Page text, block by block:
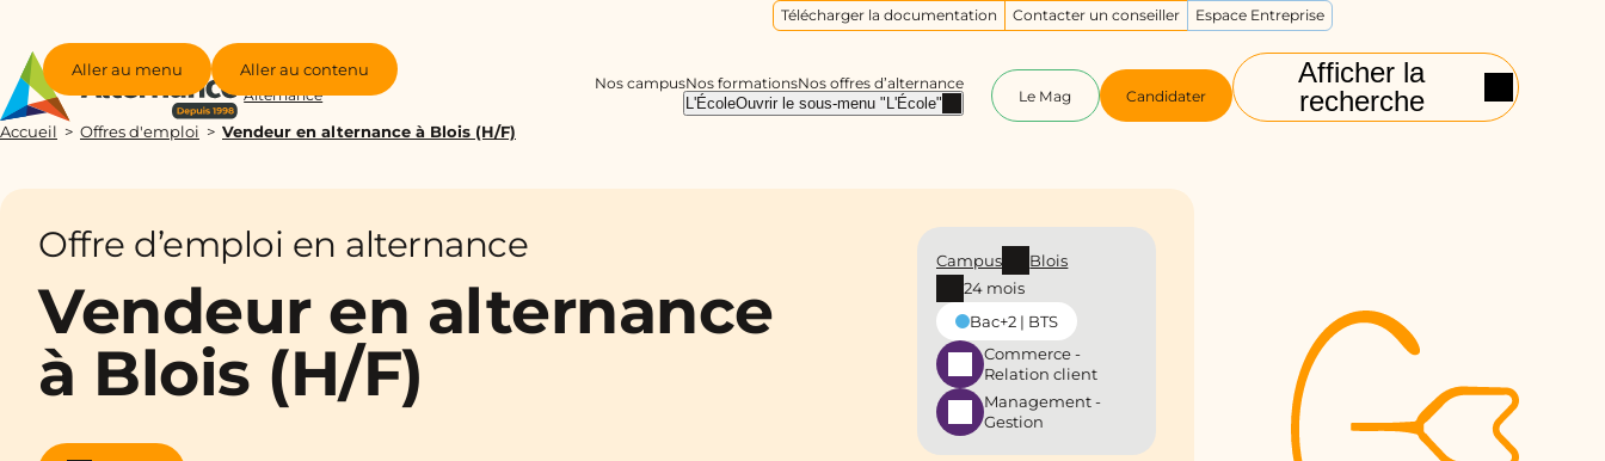
Aller au menu Aller au contenu
Groupe
Alternance
Afficher la
recherche
Nos campusNos formationsNos offres d’alternance
L'ÉcoleOuvrir le sous-menu "L'École" Le Mag Candidater
Télécharger la documentation Contacter un conseiller Espace Entreprise
Accueil Offres d'emploi Vendeur en alternance à Blois (H/F)
Offre d’emploi en alternance
Vendeur en alternance
à Blois (H/F)
Campus
Blois
24 mois
Bac+2 | BTS
Commerce -
Relation client
Management -
Gestion